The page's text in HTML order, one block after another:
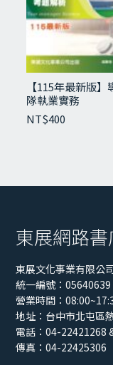
【115年最新版】
隊執業實務
NT$400
東展網路書
東展文化事業有限公
統一編號：05640639
營業時間：
地址： 台中市北屯區
電話：04-22421268
傳真：04-22425306